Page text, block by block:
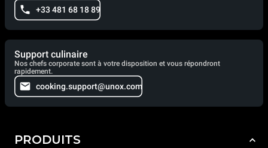
+33 481 68 18 89
Support culinaire
Nos chefs corporate sont à votre disposition et vous répondront
rapidement.
cooking.support@unox.com
PRODUITS